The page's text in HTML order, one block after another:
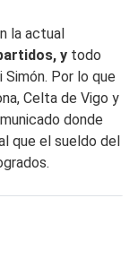
la actual
y todo
Por lo que
Celta de Vigo y
donde
que el sueldo del